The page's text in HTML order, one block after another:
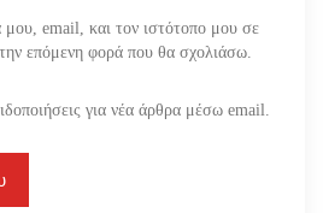
email, και τον ιστότοπο μου σε
επόμενη φορά που θα σχολιάσω.
για νέα άρθρα μέσω email.